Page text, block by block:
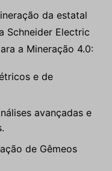
da estatal
Schneider Electric
a Mineração 4.0:
e de
avançadas e
de Gêmeos